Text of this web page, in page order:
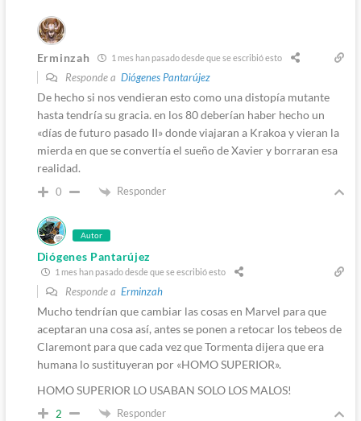
Erminzah 1 mes han pasado desde que se escribió esto
Responde a Diógenes Pantarújez
De hecho si nos vendieran esto como una distopía mutante
hasta tendría su gracia. en los 80 deberían haber hecho un
«días de futuro pasado II» donde viajaran a Krakoa y vieran la
mierda en que se convertía el sueño de Xavier y borraran esa
realidad.
0 Responder
Autor
Diógenes Pantarújez
1 mes han pasado desde que se escribió esto
Responde a Erminzah
Mucho tendrían que cambiar las cosas en Marvel para que
aceptaran una cosa así, antes se ponen a retocar los tebeos de
Claremont para que cada vez que Tormenta dijera que era
humana lo sustituyeran por «HOMO SUPERIOR».
HOMO SUPERIOR LO USABAN SOLO LOS MALOS!
2 Responder